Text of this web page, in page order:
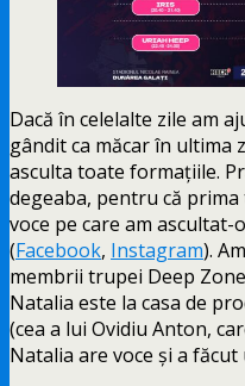
Dacă în celelalte zile am
gândit ca măcar în ultima
asculta toate formațiile.
degeaba, pentru că
voce pe care am
(Facebook, Instagram).
membrii trupei Deep
Natalia este la casa de
(cea a lui Ovidiu Anton,
Natalia are voce și a